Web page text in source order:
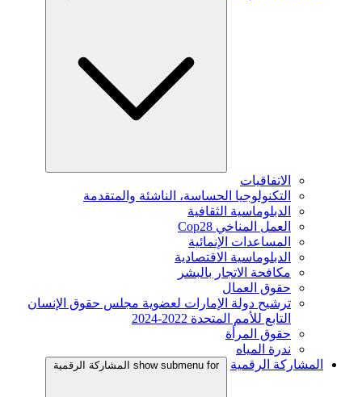
الاتفاقيات
التكنولوجيا الحساسة، الناشئة والمتقدمة
الدبلوماسية الثقافية
العمل المناخي Cop28
المساعدات الإنمائية
الدبلوماسية الاقتصادية
مكافحة الاتجار بالبشر
حقوق العمال
ترشيح دولة الإمارات لعضوية مجلس حقوق الإنسان
التابع للأمم المتحدة 2022-2024
حقوق المرأة
ندرة المياه
المشاركة الرقمية
show submenu for المشاركة الرقمية